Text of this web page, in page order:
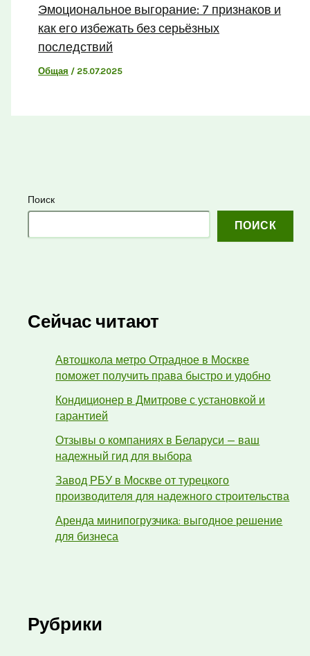
Поиск
ПОИСК
Сейчас читают
Автошкола метро Отрадное в Москве
поможет получить права быстро и удобно
Кондиционер в Дмитрове с установкой и
гарантией
Отзывы о компаниях в Беларуси — ваш
надежный гид для выбора
Завод РБУ в Москве от турецкого
производителя для надежного строительства
Аренда минипогрузчика: выгодное решение
для бизнеса
Рубрики
Эмоциональное выгорание: 7 признаков и
как его избежать без серьёзных
последствий
Общая /25.07.2025